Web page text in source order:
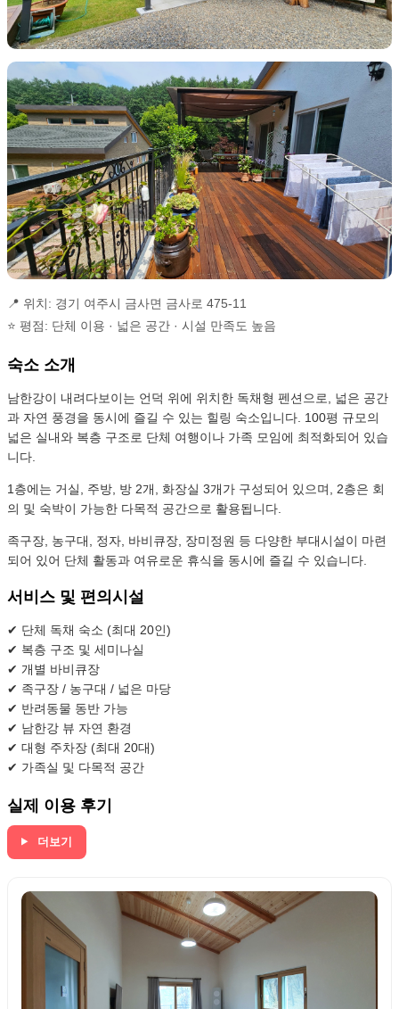
📍 위치: 경기 여주시 금사면 금사로 475-11
⭐ 평점: 단체 이용 · 넓은 공간 · 시설 만족도 높음
숙소 소개
남한강이 내려다보이는 언덕 위에 위치한 독채형 펜션으로, 넓은 공간
과 자연 풍경을 동시에 즐길 수 있는 힐링 숙소입니다. 100평 규모의
넓은 실내와 복층 구조로 단체 여행이나 가족 모임에 최적화되어 있습
니다.
1층에는 거실, 주방, 방 2개, 화장실 3개가 구성되어 있으며, 2층은 회
의 및 숙박이 가능한 다목적 공간으로 활용됩니다.
족구장, 농구대, 정자, 바비큐장, 장미정원 등 다양한 부대시설이 마련
되어 있어 단체 활동과 여유로운 휴식을 동시에 즐길 수 있습니다.
서비스 및 편의시설
✔ 단체 독채 숙소 (최대 20인)
✔ 복층 구조 및 세미나실
✔ 개별 바비큐장
✔ 족구장 / 농구대 / 넓은 마당
✔ 반려동물 동반 가능
✔ 남한강 뷰 자연 환경
✔ 대형 주차장 (최대 20대)
✔ 가족실 및 다목적 공간
실제 이용 후기
더보기